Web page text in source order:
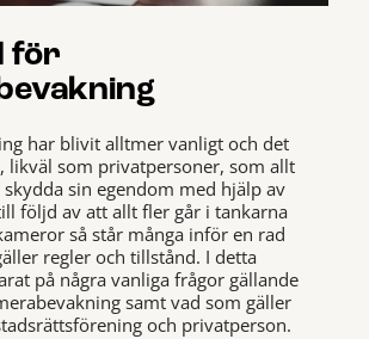
för
har blivit alltmer vanligt och det
likväl som privatpersoner, som allt
sin egendom med hjälp av
följd av att allt fler går i tankarna
så står många inför en rad
regler och tillstånd. I detta
på några vanliga frågor gällande
samt vad som gäller
och privatperson.